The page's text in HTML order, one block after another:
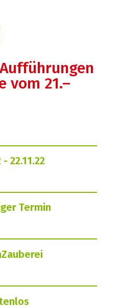
vom 21.–
- 22.11.22
Termin